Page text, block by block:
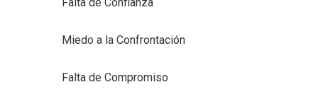
Miedo a la Confrontación
Falta de Compromiso